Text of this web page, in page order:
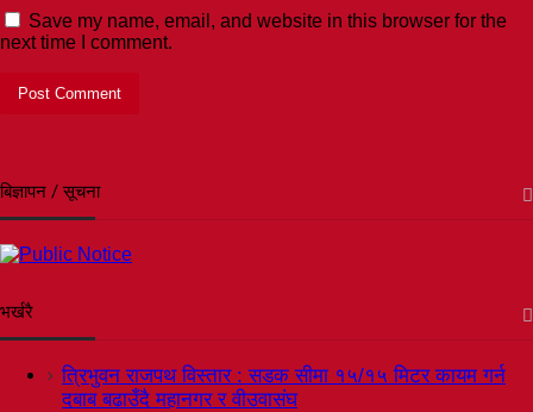
Save my name, email, and website in this browser for the
next time I comment.
बिज्ञापन / सूचना
भर्खरै
त्रिभुवन राजपथ विस्तार : सडक सीमा १५/१५ मिटर कायम गर्न
दबाब बढाउँदै महानगर र वीउवासंघ